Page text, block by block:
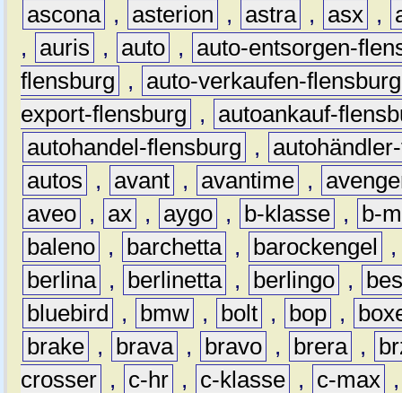
ascona , asterion , astra , asx ,
,
auris , auto ,
auto-entsorgen-
flensburg
,
auto-verkaufen-flensburg
export-flensburg
,
autoankauf-
autohandel-flensburg
,
autos
, avant , avantime ,
aveo , ax , aygo , b-klasse ,
b-
baleno , barchetta , barockengel
berlina , berlinetta , berlingo ,
bluebird
, bmw , bolt , bop ,
brake , brava , bravo , brera ,
crosser , c-hr , c-klasse , c-max